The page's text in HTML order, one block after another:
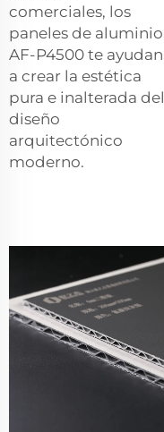
comerciales, los
paneles de aluminio
AF-P4500 te ayudan
a crear la estética
pura e inalterada del
diseño
arquitectónico
moderno.